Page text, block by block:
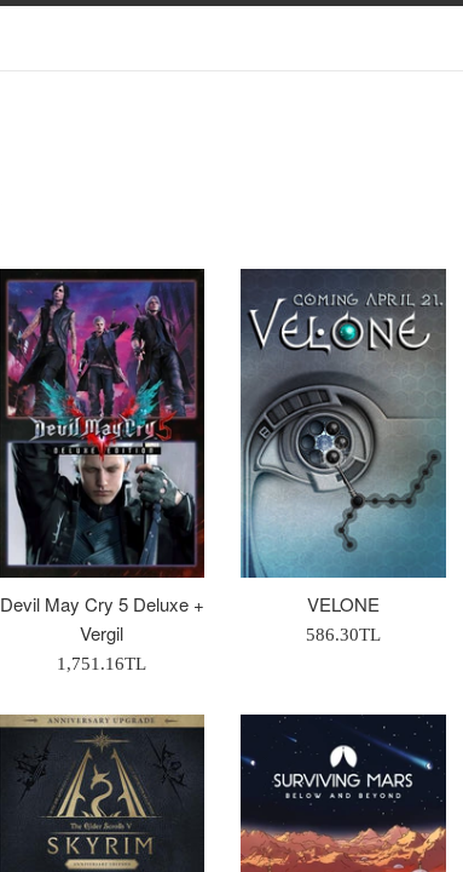
Devil May Cry 5 Deluxe +
Vergil
Normal
1,751.16TL
VELONE
Normal
586.30TL